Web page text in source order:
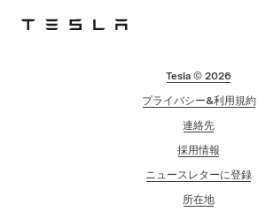
Tesla
Tesla © 2026
プライバシー&利用規約
連絡先
採用情報
ニュースレターに登録
所在地